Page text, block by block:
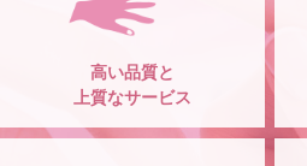
高い品質と
上質なサービス